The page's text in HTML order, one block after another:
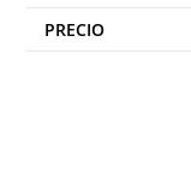
PRECIO